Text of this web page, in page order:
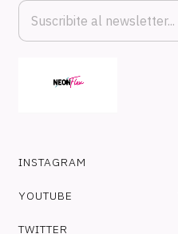
INSTAGRAM
YOUTUBE
TWITTER